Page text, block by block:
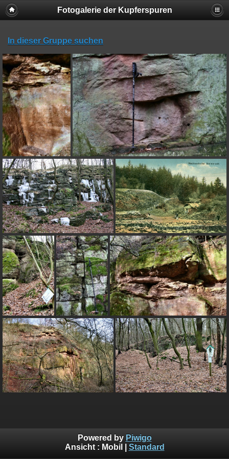
Fotogalerie der Kupferspuren
In dieser Gruppe suchen
Powered by Piwigo
Ansicht : Mobil Standard